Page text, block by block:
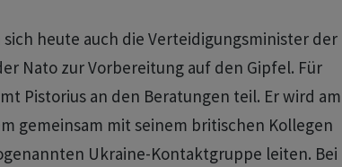
heute auch die Verteidigungsminister der
Nato zur Vorbereitung auf den Gipfel. Für
Pistorius an den Beratungen teil. Er wird am
gemeinsam mit seinem britischen Kollegen
Ukraine-Kontaktgruppe leiten. Bei